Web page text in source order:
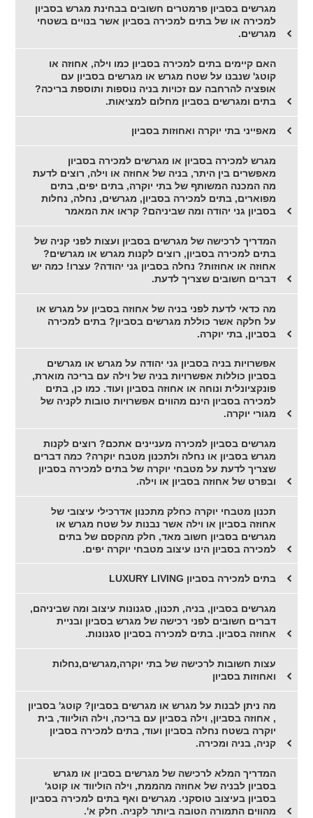
מגרשים בסביון פרמטרים חשובים בבחינת מגרש בסביון
למכירה או של בתים למכירה בסביון אשר בנויים בשטחי
מגרשים.
האם קיימים בתים למכירה בסביון כמו וילה, אחוזה או
קוטג' שנבנו על שטח מגרש או מגרשים בסביון עם
אופציה להרחבה עם זכויות בניה נוספות ותוספת בריכה?
בתים ומגרשים בסביון מחלום למציאות.
מאפייני בתי יוקרה ואחוזות בסביון
מגרש למכירה בסביון או מגרשים למכירה בסביון
מאפשרים בין היתר, בניה של אחוזה או וילה, רוצים לדעת
מה המכנה המשותף של בתי יוקרה, בתים יפים, בתים
מפוארים, בתים למכירה בסביון, מגרשים, נחלה, נחלות
בסביון גני יהודה ומה שביניהם? קראו את המאמר
המדריך לרכישה של מגרשים בסביון ועצות לפני קניה של
בתים למכירה בסביון, רוצים לקנות מגרש או מגרשים?
אחוזה או אחוזות? נחלה בסביון גני יהודה? עצרו! כמה יש
דברים חשובים שצריך לדעת.
מה כדאי לדעת לפני בניה של אחוזה בסביון על מגרש או
על חלקה אשר כוללת מגרשים בסביון? בתים למכירה
בסביון, בתי יוקרה.
אפשרויות בניה בסביון גני יהודה על מגרש או מגרשים
בסביון כוללות אפשרויות בניה של וילה עם בריכה מוארת,
פונקציונלית ונוחה או אחוזה בסביון ועוד. כמו כן, בתים
למכירה בסביון הינם מהווים אפשרויות טובות לקניה של
מגורי יוקרה.
מגרשים בסביון למכירה מעניינים אתכם? רוצים לקנות
מגרש בסביון או נחלה ולתכנון מטבח יוקרה? כמה דברים
שצריך לדעת על מטבחי יוקרה של בתים למכירה בסביון
ובפרט של אחוזה בסביון או וילה.
תכנון מטבחי יוקרה כחלק מתכנון אדרכילי עיצובי של
אחוזה בסביון או וילה אשר נבנות על שטח מגרש או
מגרשים בסביון חשוב מאד, חלק מהקסם של בתים
למכירה בסביון הינו עיצוב מטבחי יוקרה יפים.
בתים למכירה בסביון LUXURY LIVING
מגרשים בסביון, בניה, תכנון, סגנונות עיצוב ומה שביניהם,
דברים חשובים לפני רכישה של מגרש בסביון ובניית
אחוזה בסביון. בתים למכירה בסביון סגנונות.
עצות חשובות לרכישה של בתי יוקרה,מגרשים,נחלות
ואחוזות בסביון
מה ניתן לבנות על מגרש או מגרשים בסביון? קוטג' בסביון
, אחוזה בסביון, וילה בסביון עם בריכה, וילה הוליווד, בית
יוקרה בשטח נחלה בסביון ועוד, בתים למכירה בסביון
קניה, בניה ומכירה.
המדריך המלא לרכישה של מגרשים בסביון או מגרש
בסביון לבניה של אחוזה מהממת, וילה הוליווד או קוטג'
בסביון בעיצוב טוסקני. מגרשים ואף בתים למכירה בסביון
מהווים התמורה הטובה ביותר לקניה. חלק א'.